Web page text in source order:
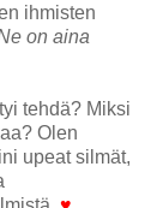
ihmisten
on aina
tehdä? Miksi
Olen
upeat silmät,